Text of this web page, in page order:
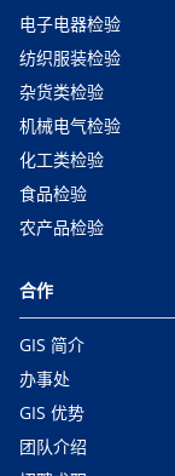
电子电器检验
纺织服装检验
杂货类检验
机械电气检验
化工类检验
食品检验
农产品检验
合作
GIS 简介
办事处
GIS 优势
团队介绍